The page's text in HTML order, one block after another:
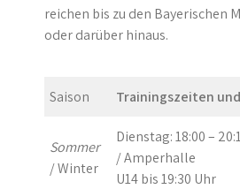
reichen bis zu den Bayerischen
oder darüber hinaus.
Saison Trainingszeiten
Sommer
/ Winter
Dienstag: 18:00 –
/ Amperhalle
U14 bis 19:30 Uhr